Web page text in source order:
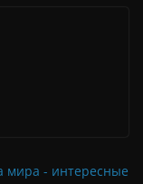
мира - интересные